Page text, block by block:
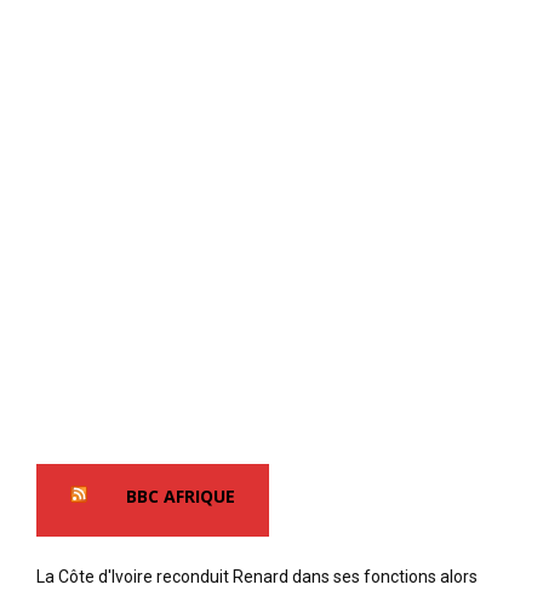
BBC AFRIQUE
La Côte d'Ivoire reconduit Renard dans ses fonctions alors